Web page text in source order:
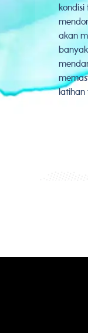
kondisi
akan
latihan